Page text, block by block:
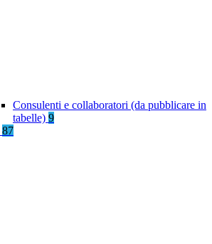
Consulenti e collaboratori (da pubblicare in
tabelle) 9
87